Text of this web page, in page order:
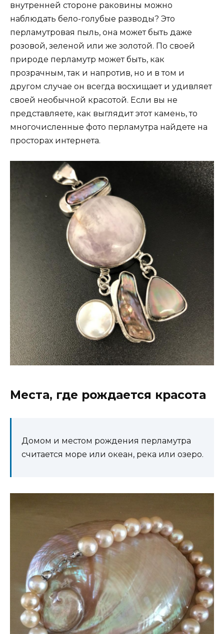
внутренней стороне раковины можно
наблюдать бело-голубые разводы? Это
перламутровая пыль, она может быть даже
розовой, зеленой или же золотой. По своей
природе перламутр может быть, как
прозрачным, так и напротив, но и в том и
другом случае он всегда восхищает и удивляет
своей необычной красотой. Если вы не
представляете, как выглядит этот камень, то
многочисленные фото перламутра найдете на
просторах интернета.
Места, где рождается красота
Домом и местом рождения перламутра
считается море или океан, река или озеро.